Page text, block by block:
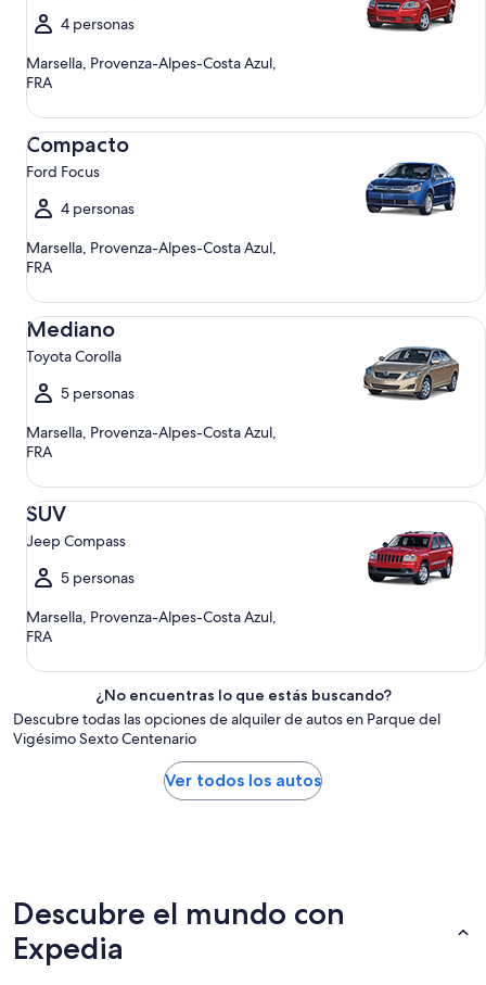
4 personas
Marsella, Provenza-Alpes-Costa Azul,
FRA
Compacto
Ford Focus
4 personas
Marsella, Provenza-Alpes-Costa Azul,
FRA
Compacto Ford Focus
Mediano
Toyota Corolla
5 personas
Marsella, Provenza-Alpes-Costa Azul,
FRA
Mediano Toyota Corolla
SUV
Jeep Compass
5 personas
Marsella, Provenza-Alpes-Costa Azul,
FRA
SUV Jeep Compass
¿No encuentras lo que estás buscando?
Descubre todas las opciones de alquiler de autos en Parque del
Vigésimo Sexto Centenario
Ver todos los autos
Descubre el mundo con
Expedia